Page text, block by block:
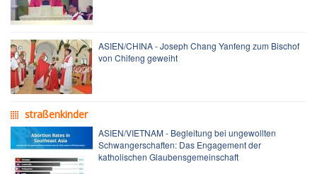
ASIEN/CHINA - Joseph Chang Yanfeng zum Bischof
von Chifeng geweiht
straßenkinder
ASIEN/VIETNAM - Begleitung bei ungewollten
Schwangerschaften: Das Engagement der
katholischen Glaubensgemeinschaft